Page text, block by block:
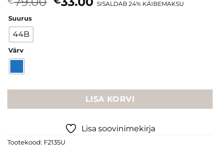
SISALDAB 24% KÄIBEMAKSU
Suurus
44B
Värv
LISA KORVI
Lisa soovinimekirja
Tootekood: F2135U